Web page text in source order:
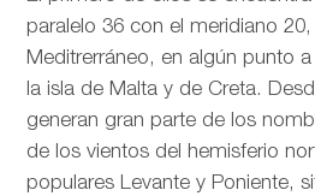
paralelo 36 con el meridiano
Meditrerráneo, en algún punto
la isla de Malta y de Creta.
generan gran parte de los
de los vientos del hemisferio
populares Levante y Poniente,